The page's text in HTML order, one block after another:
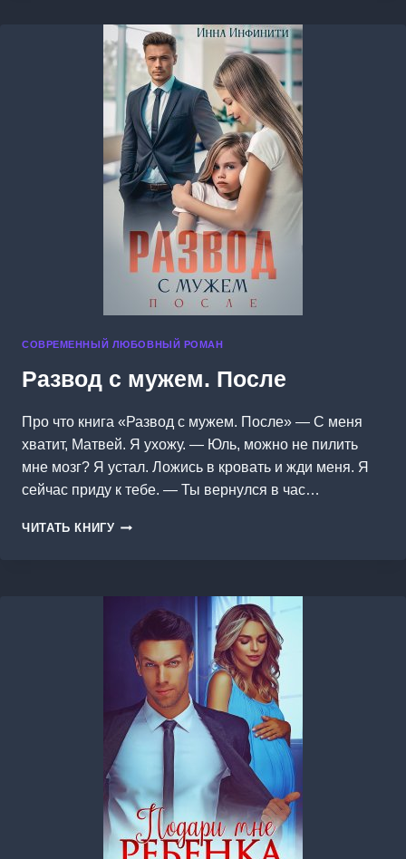
СОВРЕМЕННЫЙ ЛЮБОВНЫЙ РОМАН
Развод с мужем. После
Про что книга «Развод с мужем. После» — С меня
хватит, Матвей. Я ухожу. — Юль, можно не пилить
мне мозг? Я устал. Ложись в кровать и жди меня. Я
сейчас приду к тебе. — Ты вернулся в час…
ЧИТАТЬ КНИГУ РАЗВОД